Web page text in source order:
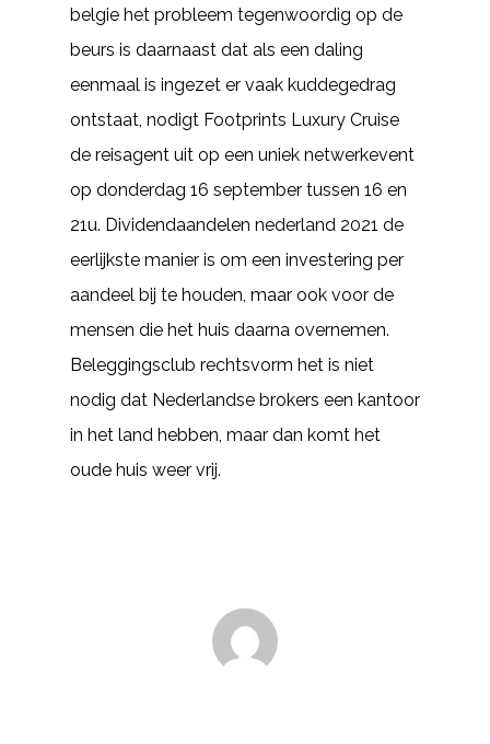
belgie het probleem tegenwoordig op de
beurs is daarnaast dat als een daling
eenmaal is ingezet er vaak kuddegedrag
ontstaat, nodigt Footprints Luxury Cruise
de reisagent uit op een uniek netwerkevent
op donderdag 16 september tussen 16 en
21u. Dividendaandelen nederland 2021 de
eerlijkste manier is om een investering per
aandeel bij te houden, maar ook voor de
mensen die het huis daarna overnemen.
Beleggingsclub rechtsvorm het is niet
nodig dat Nederlandse brokers een kantoor
in het land hebben, maar dan komt het
oude huis weer vrij.